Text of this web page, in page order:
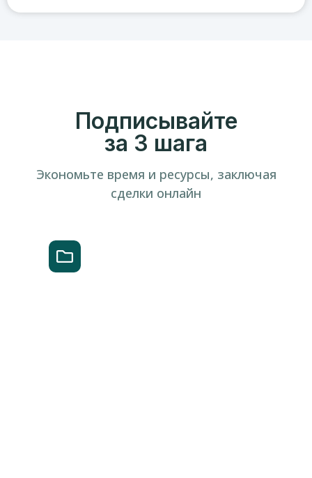
Подписывайте
за 3 шага
Экономьте время и ресурсы, заключая
сделки онлайн